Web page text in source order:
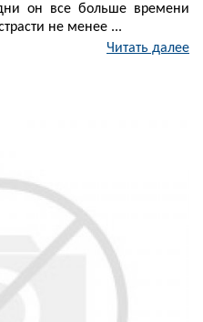
он все больше времени
не менее ...
Читать далее